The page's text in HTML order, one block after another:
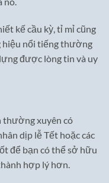
kế cầu kỳ, tỉ mỉ cũng
hiệu nổi tiếng thường
được lòng tin và uy
thường xuyên có
dịp lễ Tết hoặc các
để bạn có thể sở hữu
hợp lý hơn.